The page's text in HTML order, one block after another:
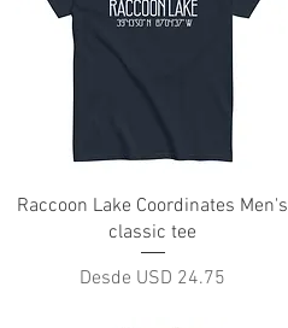
Vista rápida
Raccoon Lake Coordinates Men's
classic tee
Desde USD 24.75
Precio de oferta